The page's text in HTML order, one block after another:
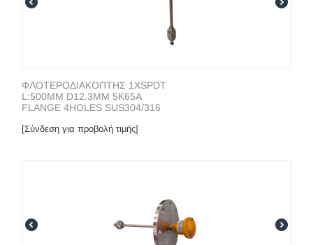
ΦΛΟΤΕΡΟΔΙΑΚΟΠΤΗΣ 1XSPDT
L:500MM D12.3MM 5K65A
FLANGE 4HOLES SUS304/316
[Σύνδεση για προβολή τιμής]